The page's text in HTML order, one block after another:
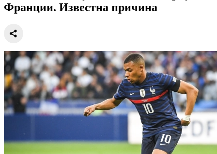
Франции. Известна причина